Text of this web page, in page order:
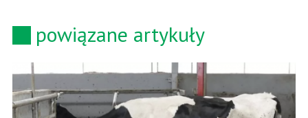
powiązane artykuły